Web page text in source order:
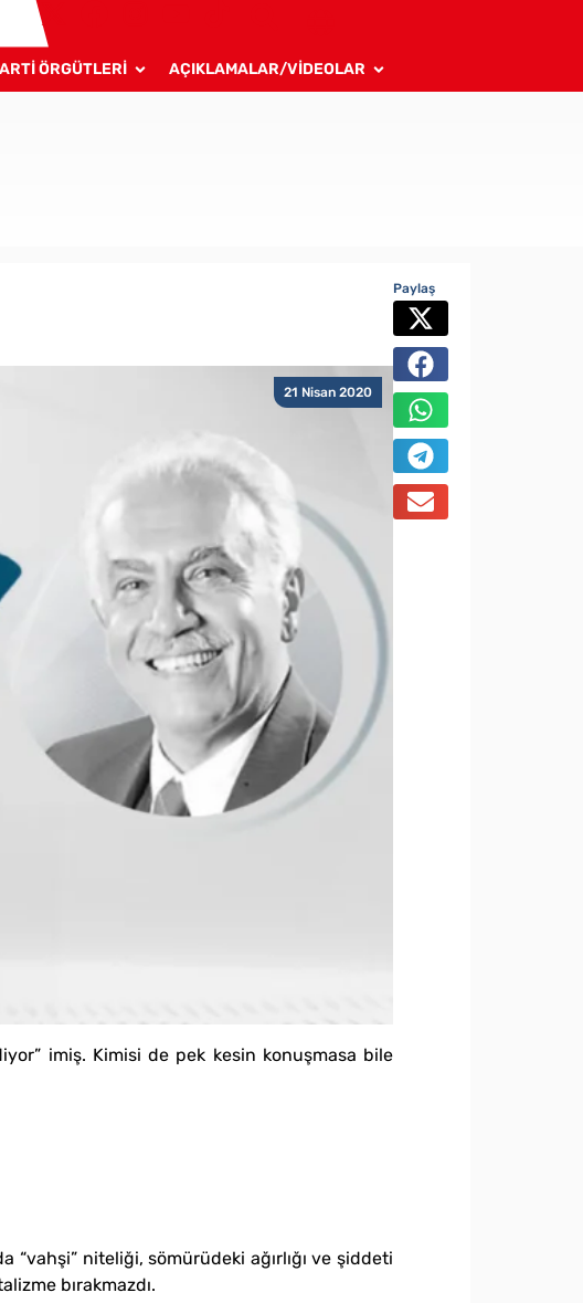
ÖRGÜTLERİ AÇIKLAMALAR/VİDEOLAR
21 Nisan 2020
imiş. Kimisi de pek kesin konuşmasa bile
“vahşi” niteliği, sömürüdeki ağırlığı ve şiddeti
bırakmazdı.
Paylaş